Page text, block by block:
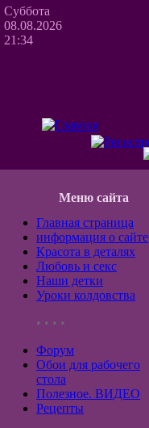
Суббота
08.08.2026
21:34
Меню сайта
Главная страница
информация о сайте
Красота в деталях
Любовь и секс
Наши детки
Уроки колдовства
• • • •
Форум
Обои для рабочего
стола
Полезное. ВИДЕО
Рецепты